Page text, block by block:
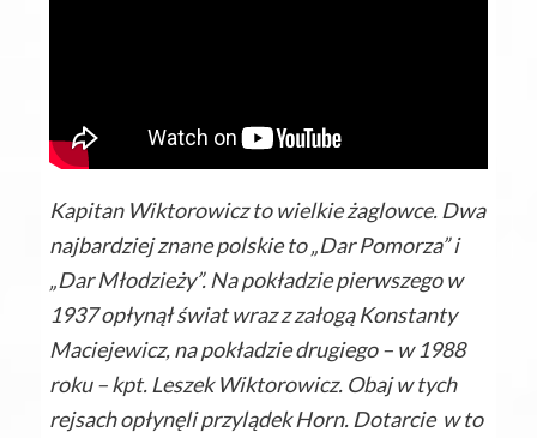
Kapitan Wiktorowicz to wielkie żaglowce. Dwa
najbardziej znane polskie to „Dar Pomorza” i
„Dar Młodzieży”. Na pokładzie pierwszego w
1937 opłynął świat wraz z załogą Konstanty
Maciejewicz, na pokładzie drugiego – w 1988
roku – kpt. Leszek Wiktorowicz. Obaj w tych
rejsach opłynęli przylądek Horn. Dotarcie w to